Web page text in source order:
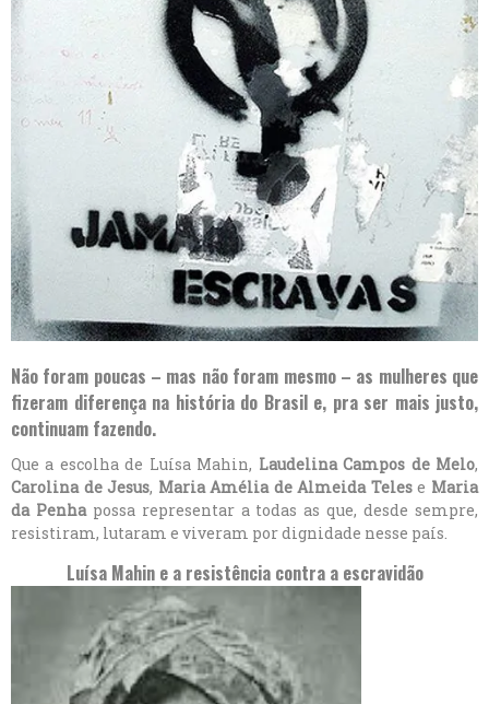
Não foram poucas – mas não foram mesmo – as mulheres que
fizeram diferença na história do Brasil e, pra ser mais justo,
continuam fazendo.
Que a escolha de Luísa Mahin, Laudelina Campos de Melo,
Carolina de Jesus, Maria Amélia de Almeida Telese Maria
da Penhapossa representar a todas as que, desde sempre,
resistiram, lutaram e viveram por dignidade nesse país.
Luísa Mahine a resistência contra a escravidão